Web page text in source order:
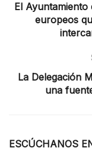
El Ayuntamiento
europeos
La Delegación
una
ESCÚCHANOS